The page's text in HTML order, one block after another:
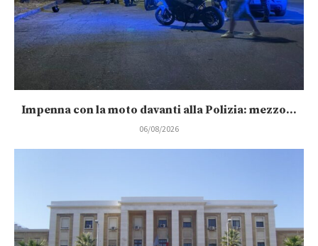
Impenna con la moto davanti alla Polizia: mezzo...
06/08/2026